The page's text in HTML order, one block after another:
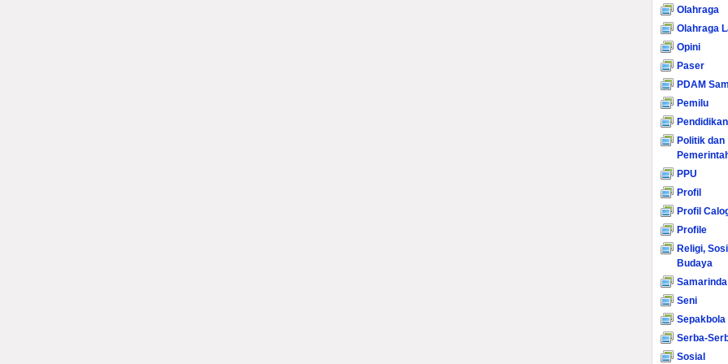
Olahraga
Olahraga
Opini
Paser
PDAM
Pemilu
Pendidikan
Politik dan
PPU
Profil
Profil
Profile
Religi,
Budaya
Samarinda
Seni
Sepakbola
Serba-
Sosial